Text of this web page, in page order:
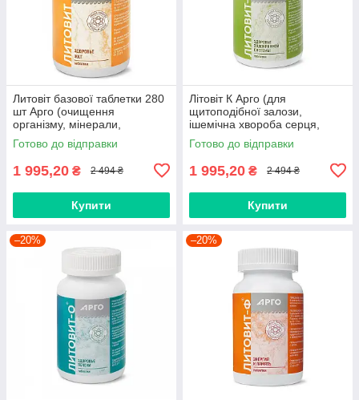
Литовіт базової таблетки 280
шт Арго (очищення
організму, мінерали,
мікроелементи, імунітет,
холестерин)
Готово до відправки
1 995,20 ₴ 2 494 ₴
Купити
Літовіт К Арго (для
щитоподібної залози,
ішемічна хвороба серця,
атеросклероз, тиск, йод,
ламінарія)
Готово до відправки
1 995,20 ₴ 2 494 ₴
Купити
–20% –20%